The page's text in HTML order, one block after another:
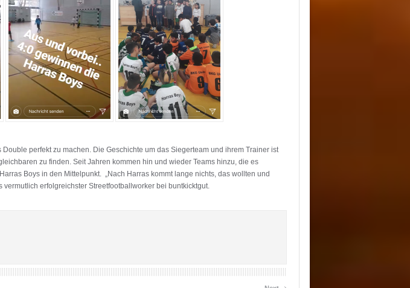
perfekt zu machen. Die Geschichte um das Siegerteam und ihrem Trainer ist
zu finden. Seit Jahren kommen hin und wieder Teams hinzu, die es
Boys in den Mittelpunkt. „Nach Harras kommt lange nichts, das wollten und
erfolgreichster Streetfootballworker bei buntkicktgut.